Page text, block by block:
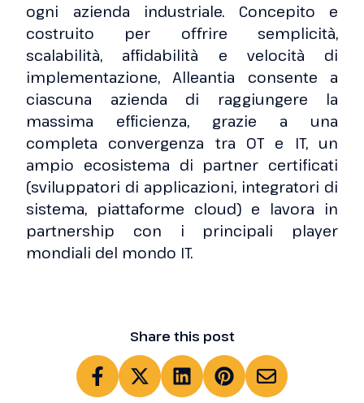
ogni azienda industriale. Concepito e
costruito per offrire semplicità,
scalabilità, affidabilità e velocità di
implementazione, Alleantia consente a
ciascuna azienda di raggiungere la
massima efficienza, grazie a una
completa convergenza tra OT e IT, un
ampio ecosistema di partner certificati
(sviluppatori di applicazioni, integratori di
sistema, piattaforme cloud) e lavora in
partnership con i principali player
mondiali del mondo IT.
Share this post